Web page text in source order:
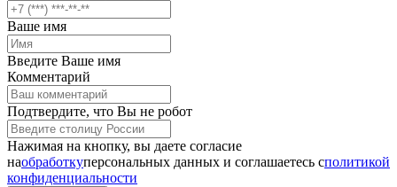
Ваше имя
Введите Ваше имя
Комментарий
Подтвердите, что Вы не робот
Нажимая на кнопку, вы даете согласие
наобработкуперсональных данных и соглашаетесь cполитикой
конфиденциальности